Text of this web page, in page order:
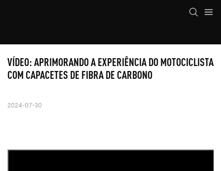
VÍDEO: APRIMORANDO A EXPERIÊNCIA DO MOTOCICLISTA
COM CAPACETES DE FIBRA DE CARBONO
2024-07-30